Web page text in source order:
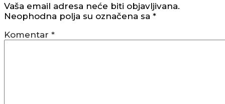
Vaša email adresa neće biti objavljivana.
Neophodna polja su označena sa *
Komentar *